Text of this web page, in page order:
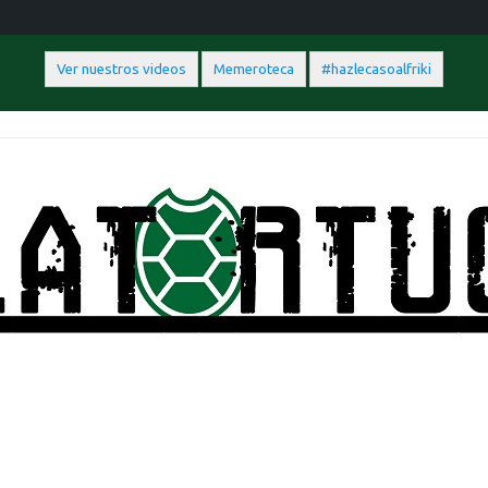
Ver nuestros videos Memeroteca #hazlecasoalfriki